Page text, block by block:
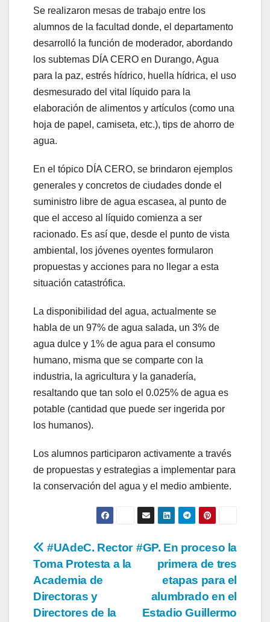
Se realizaron mesas de trabajo entre los
alumnos de la facultad donde, el departamento
desarrolló la función de moderador, abordando
los subtemas DÍA CERO en Durango, Agua
para la paz, estrés hídrico, huella hídrica, el uso
desmesurado del vital líquido para la
elaboración de alimentos y artículos (como una
hoja de papel, camiseta, etc.), tips de ahorro de
agua.
En el tópico DÍA CERO, se brindaron ejemplos
generales y concretos de ciudades donde el
suministro libre de agua escasea, al punto de
que el acceso al líquido comienza a ser
racionado. Es así que, desde el punto de vista
ambiental, los jóvenes oyentes formularon
propuestas y acciones para no llegar a esta
situación catastrófica.
La disponibilidad del agua, actualmente se
habla de un 97% de agua salada, un 3% de
agua dulce y 1% de agua para el consumo
humano, misma que se comparte con la
industria, la agricultura y la ganadería,
resaltando que tan solo el 0.025% de agua es
potable (cantidad que puede ser ingerida por
los humanos).
Los alumnos participaron activamente a través
de propuestas y estrategias a implementar para
la conservación del agua y el medio ambiente.
Navegación
de
entradas
#GP. En proceso la
primera de tres
etapas para el
alumbrado en el
Estadio Guillermo
#UAdeC. Rector
Toma Protesta a la
Academia de
Directoras y
Directores de la